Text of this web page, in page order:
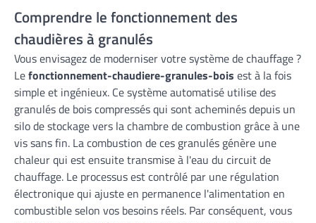
Comprendre le fonctionnement des
chaudières à granulés
Vous envisagez de moderniser votre système de chauffage ?
Lefonctionnement-chaudiere-granules-bois est à la fois
simple et ingénieux. Ce système automatisé utilise des
granulés de bois compressés qui sont acheminés depuis un
silo de stockage vers la chambre de combustion grâce à une
vis sans fin. La combustion de ces granulés génère une
chaleur qui est ensuite transmise à l'eau du circuit de
chauffage. Le processus est contrôlé par une régulation
électronique qui ajuste en permanence l'alimentation en
combustible selon vos besoins réels. Par conséquent, vous